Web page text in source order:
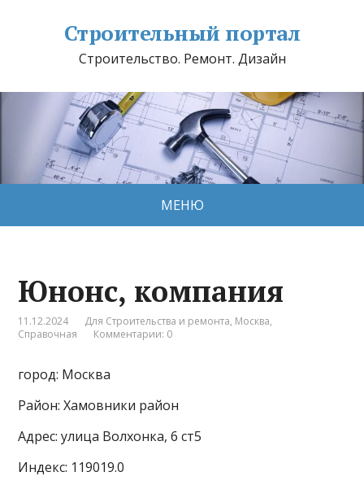
Строительный портал
Строительство. Ремонт. Дизайн
МЕНЮ
Юнонс, компания
11.12.2024 Для Строительства и ремонта, Москва,
Справочная
Комментарии: 0
город: Москва
Район: Хамовники район
Адрес: улица Волхонка, 6 ст5
Индекс: 119019.0